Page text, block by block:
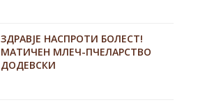
ЗДРАВЈЕ НАСПРОТИ БОЛЕСТ!
МАТИЧЕН МЛЕЧ-ПЧЕЛАРСТВО
ДОДЕВСКИ